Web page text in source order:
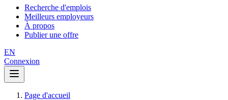
Recherche d'emplois
Meilleurs employeurs
À propos
Publier une offre
EN
Connexion
Page d'accueil